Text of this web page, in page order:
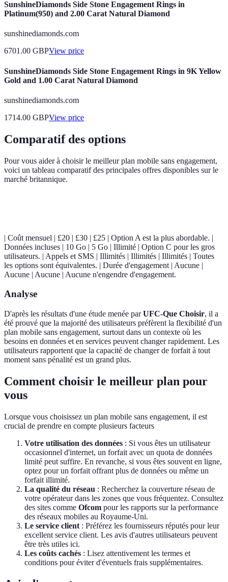
SunshineDiamonds Side Stone Engagement Rings in
Platinum(950) and 2.00 Carat Natural Diamond
sunshinediamonds.com
6701.00 GBPView price
SunshineDiamonds Side Stone Engagement Rings in 9K Yellow
Gold and 1.00 Carat Natural Diamond
sunshinediamonds.com
1714.00 GBPView price
Comparatif des options
Pour vous aider à choisir le meilleur plan mobile sans engagement,
voici un tableau comparatif des principales offres disponibles sur le
marché britannique.
| Coût mensuel | £20 | £30 | £25 | Option A est la plus abordable. |
Données incluses | 10 Go | 5 Go | Illimité | Option C pour les gros
utilisateurs. | Appels et SMS | Illimités | Illimités | Illimités | Toutes
les options sont équivalentes. | Durée d'engagement | Aucune |
Aucune | Aucune | Aucune n'engendre d'engagement.
Analyse
D'après les résultats d'une étude menée parUFC-Que Choisir, il a
été prouvé que la majorité des utilisateurs préfèrent la flexibilité d'un
plan mobile sans engagement, surtout dans un contexte où les
besoins en données et en services peuvent changer rapidement. Les
utilisateurs rapportent que la capacité de changer de forfait à tout
moment sans pénalité est un grand plus.
Comment choisir le meilleur plan pour
vous
Lorsque vous choisissez un plan mobile sans engagement, il est
crucial de prendre en compte plusieurs facteurs
Votre utilisation des données : Si vous êtes un utilisateur
occasionnel d'internet, un forfait avec un quota de données
limité peut suffire. En revanche, si vous êtes souvent en ligne,
optez pour un forfait offrant plus de données ou même un
forfait illimité.
La qualité du réseau : Recherchez la couverture réseau de
votre opérateur dans les zones que vous fréquentez. Consultez
des sites comme Ofcom pour les rapports sur la performance
des réseaux mobiles au Royaume-Uni.
Le service client : Préférez les fournisseurs réputés pour leur
excellent service client. Les avis d'autres utilisateurs peuvent
être très utiles ici.
Les coûts cachés : Lisez attentivement les termes et
conditions pour éviter d'éventuels frais supplémentaires.